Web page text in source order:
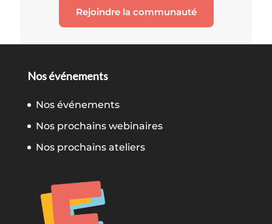
Rejoindre la communauté
Nos événements
Nos événements
Nos prochains webinaires
Nos prochains ateliers